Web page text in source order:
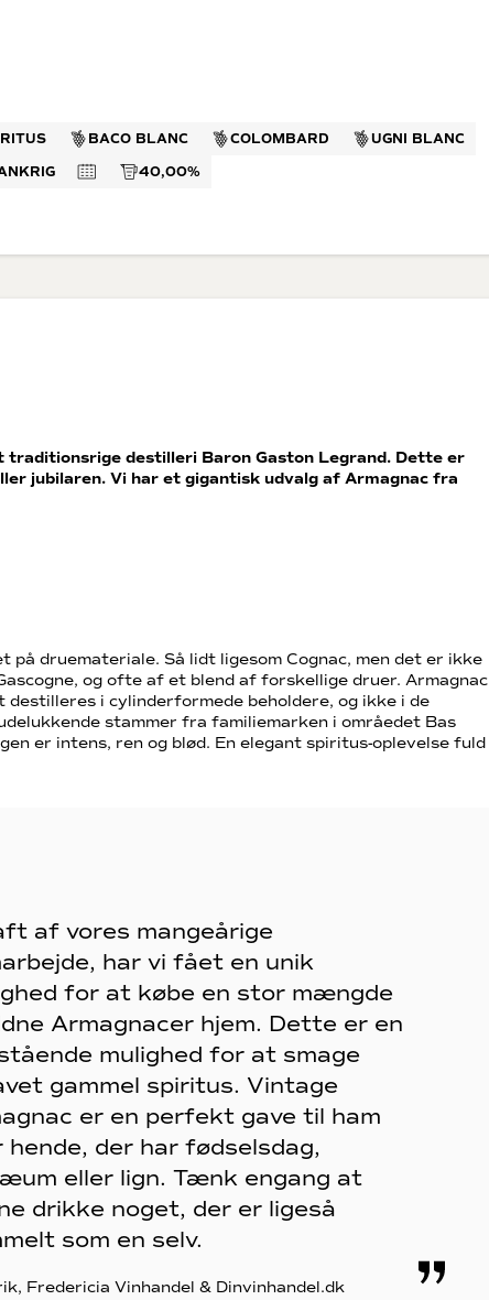
USA
BACO BLANC COLOMBARD
UGNI BLANC
40,00%
destilleri Baron Gaston Legrand. Dette er
jubilaren. Vi har et gigantisk udvalg af Armagnac fra
druemateriale. Så lidt ligesom Cognac, men det er ikke
og ofte af et blend af forskellige druer. Armagnac
i cylinderformede beholdere, og ikke i de
stammer fra familiemarken i områedet Bas
er intens, ren og blød. En elegant spiritus-oplevelse fuld
af vores mangeårige
har vi fået en unik
for at købe en stor mængde
Armagnacer hjem. Dette er en
mulighed for at smage
gammel spiritus. Vintage
er en perfekt gave til ham
hende, der har fødselsdag,
eller lign. Tænk engang at
drikke noget, der er ligeså
som en selv.
Fredericia Vinhandel & Dinvinhandel.dk